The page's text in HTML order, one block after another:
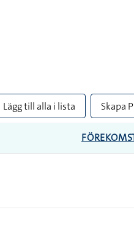
Lägg till alla i lista Skapa